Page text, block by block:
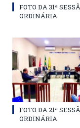
FOTO DA 31ª
ORDINÁRIA
FOTO DA 21ª
ORDINÁRIA